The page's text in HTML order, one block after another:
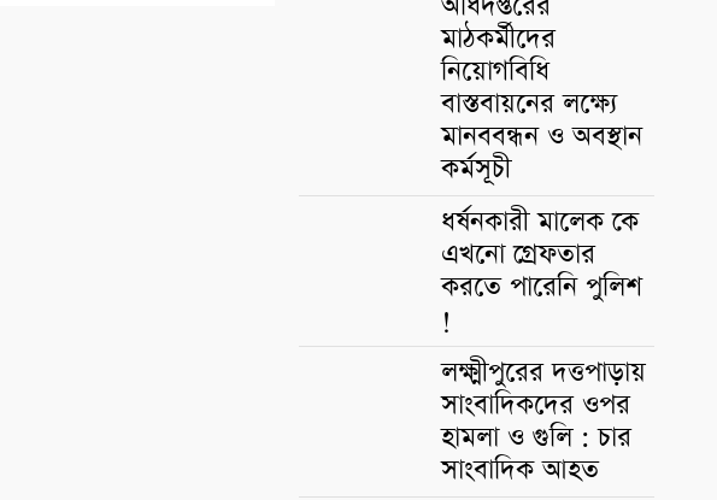
মাঠকর্মীদের
নিয়োগবিধি
বাস্তবায়নের লক্ষ্যে
মানববন্ধন ও অবস্থান
কর্মসূচী
ধর্ষনকারী মালেক কে
এখনো গ্রেফতার
করতে পারেনি পুলিশ
!
লক্ষ্মীপুরের দত্তপাড়ায়
সাংবাদিকদের ওপর
হামলা ও গুলি : চার
সাংবাদিক আহত